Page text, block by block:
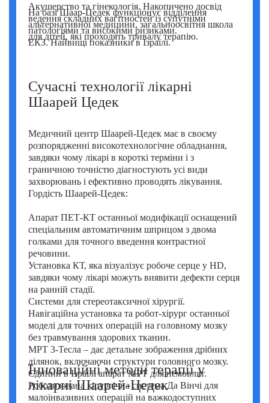
Акушерство та гінекологія. Накопичено досвід
ведення складних вагітностей із супутніми
патологіями та високими ризиками.
ЕКЗ. Найвищі показники в Ізраїлі.
На базі Шаар-Цедек функціонує відділення
альтернативної медицини, загальноосвітня школа
для дітей, які проходять тривалу терапію.
Сучасні технології лікарні
Шаарей Цедек
Медичний центр Шаарей-Цедек має в своєму
розпорядженні високотехнологічне обладнання,
завдяки чому лікарі в короткі терміни і з
граничною точністю діагностують усі види
захворювань і ефективно проводять лікування.
Гордість Шаарей-Цедек:
Апарат ПЕТ-КТ останньої модифікації оснащений
спеціальним автоматичним шприцом з двома
голками для точного введення контрастної
речовини.
Установка КТ, яка візуалізує робоче серце у HD,
завдяки чому лікарі можуть виявити дефекти серця
на ранній стадії.
Системи для стереотаксичної хірургії.
Навігаційна установка та робот-хірург останньої
моделі для точних операцій на головному мозку
без травмування здорових тканин.
МРТ 3-Тесла – дає детальне зображення дрібних
ділянок, включаючи структури головного мозку.
Єдиний в Ізраїлі апарат МРТ для немовлят.
Роботизована хірургічна система Да Вінчі для
малоінвазивних операцій на важкодоступних
Інноваційні методи терапії у
лікарні Шаарей-Цедек